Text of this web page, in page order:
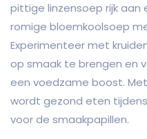
pittige linzensoep rijk aan
romige bloemkoolsoep
Experimenteer met
op smaak te brengen en
een voedzame boost.
wordt gezond eten
voor de smaakpapillen.